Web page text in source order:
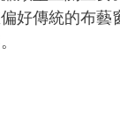
好傳統的布